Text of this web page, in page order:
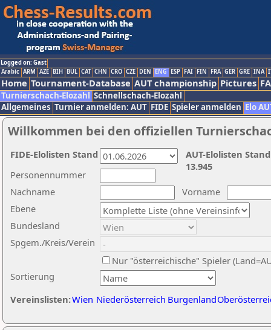
Logged on: Gast
Arabic ARM AZE BIH BUL CAT CHN CRO CZE DEN ENG ESP FAI FIN FRA GER GRE INA
Home Tournament-Database AUT championship Pictures
Turnierschach-Elozahl Schnellschach-Elozahl
Allgemeines Turnier anmelden: AUT FIDE Spieler anmelden Elo
Willkommen bei den offiziellen
Nachname
Vorname
Ebene
Sortierung
Personennummer
Bundesland
Spgem./Kreis/Verein
Nur "österreichische" Spieler
Vereinslisten:Wien Niederösterreich Burgenland
AUT-Elolisten
13.945
FIDE-Elolisten Stand